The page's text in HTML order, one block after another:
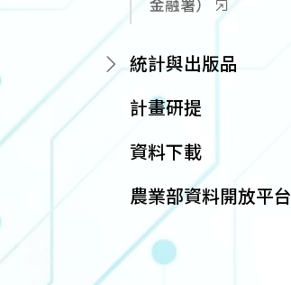
金融署）
統計與出版品
計畫研提
資料下載
農業部資料開放平台